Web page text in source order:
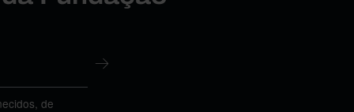
de